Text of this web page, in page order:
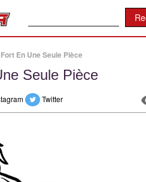
En Une Seule Pièce
Seule Pièce
Twitter